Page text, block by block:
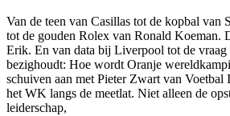
Van de teen van Casillas tot de kopbal van
tot de gouden Rolex van Ronald Koeman.
Erik. En van data bij Liverpool tot de vraag
bezighoudt: Hoe wordt Oranje
schuiven aan met Pieter Zwart van Voetbal
het WK langs de meetlat. Niet alleen de
leiderschap,